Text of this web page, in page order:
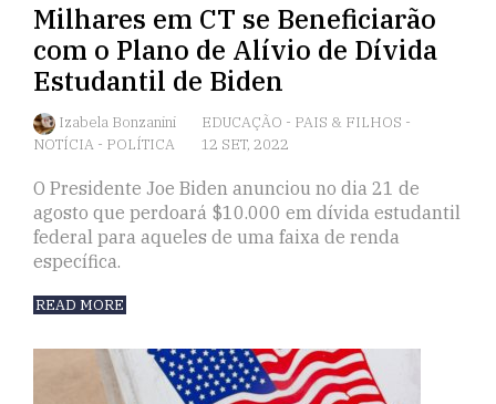
Milhares em CT se Beneficiarão
com o Plano de Alívio de Dívida
Estudantil de Biden
Izabela Bonzanini EDUCAÇÃO - PAIS & FILHOS -
NOTÍCIA - POLÍTICA 12 SET, 2022
O Presidente Joe Biden anunciou no dia 21 de
agosto que perdoará $10.000 em dívida estudantil
federal para aqueles de uma faixa de renda
específica.
READ MORE